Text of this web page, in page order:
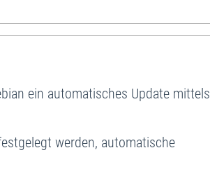
ein automatisches Update mittels
werden, automatische